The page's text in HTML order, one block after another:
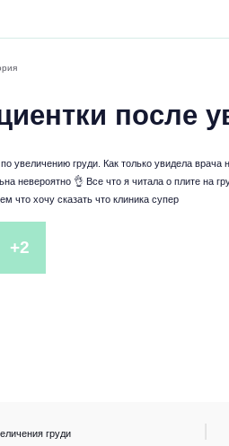
после
увеличению груди. Как только увидела врача
невероятно 👌 Все что я читала о плите на
что хочу сказать что клиника супер
+2
груди